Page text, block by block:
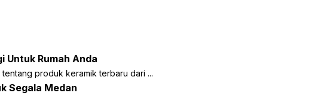
Untuk Rumah Anda
produk keramik terbaru dari ...
Segala Medan